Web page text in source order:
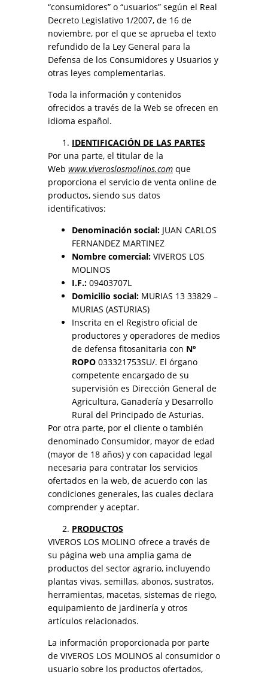
“consumidores” o “usuarios” según el Real
Decreto Legislativo 1/2007, de 16 de
noviembre, por el que se aprueba el texto
refundido de la Ley General para la
Defensa de los Consumidores y Usuarios y
otras leyes complementarias.
Toda la información y contenidos
ofrecidos a través de la Web se ofrecen en
idioma español.
IDENTIFICACIÓN DE LAS PARTES
Por una parte, el titular de la
Web www.viveroslosmolinos.com que
proporciona el servicio de venta online de
productos, siendo sus datos
identificativos:
Denominación social: JUAN CARLOS
FERNANDEZ MARTINEZ
Nombre comercial: VIVEROS LOS
MOLINOS
I.F.: 09403707L
Domicilio social: MURIAS 13 33829 –
MURIAS (ASTURIAS)
Inscrita en el Registro oficial de
productores y operadores de medios
de defensa fitosanitaria con Nº
ROPO 033321753SU/. El órgano
competente encargado de su
supervisión es Dirección General de
Agricultura, Ganadería y Desarrollo
Rural del Principado de Asturias.
Por otra parte, por el cliente o también
denominado Consumidor, mayor de edad
(mayor de 18 años) y con capacidad legal
necesaria para contratar los servicios
ofertados en la web, de acuerdo con las
condiciones generales, las cuales declara
comprender y aceptar.
PRODUCTOS
VIVEROS LOS MOLINO ofrece a través de
su página web una amplia gama de
productos del sector agrario, incluyendo
plantas vivas, semillas, abonos, sustratos,
herramientas, macetas, sistemas de riego,
equipamiento de jardinería y otros
artículos relacionados.
La información proporcionada por parte
de VIVEROS LOS MOLINOS al consumidor o
usuario sobre los productos ofertados,